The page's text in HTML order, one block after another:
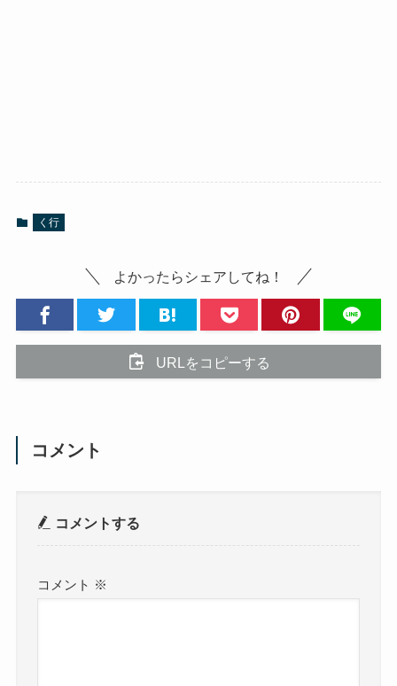
く行
よかったらシェアしてね！
URLをコピーする
コメント
コメントする
コメント ※